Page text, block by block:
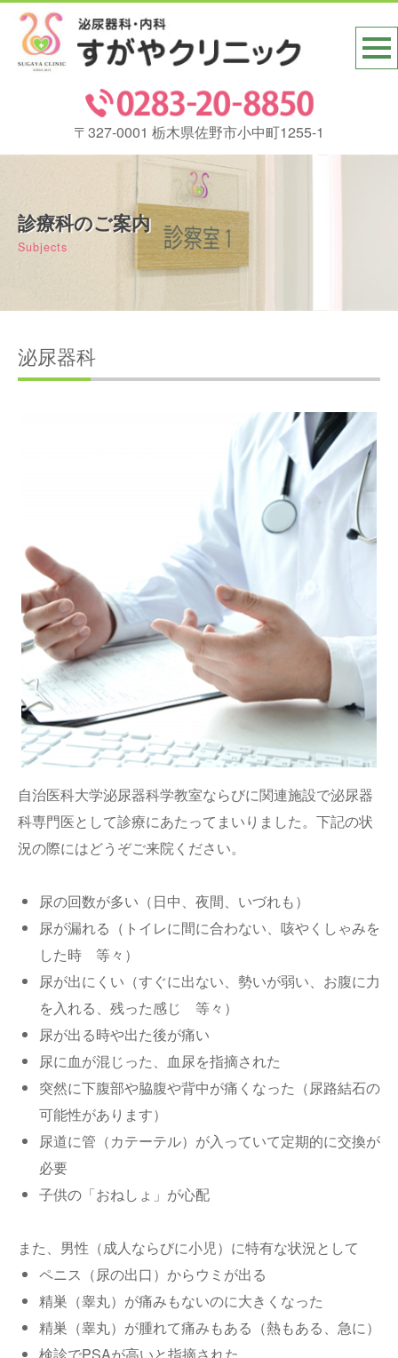
〒327-0001 栃木県佐野市小中町1255-1
診療科のご案内
Subjects
泌尿器科
自治医科大学泌尿器科学教室ならびに関連施設で泌尿器
科専門医として診療にあたってまいりました。下記の状
況の際にはどうぞご来院ください。
尿の回数が多い（日中、夜間、いづれも）
尿が漏れる（トイレに間に合わない、咳やくしゃみを
した時 等々）
尿が出にくい（すぐに出ない、勢いが弱い、お腹に力
を入れる、残った感じ 等々）
尿が出る時や出た後が痛い
尿に血が混じった、血尿を指摘された
突然に下腹部や脇腹や背中が痛くなった（尿路結石の
可能性があります）
尿道に管（カテーテル）が入っていて定期的に交換が
必要
子供の「おねしょ」が心配
また、男性（成人ならびに小児）に特有な状況として
ペニス（尿の出口）からウミが出る
精巣（睾丸）が痛みもないのに大きくなった
精巣（睾丸）が腫れて痛みもある（熱もある、急に）